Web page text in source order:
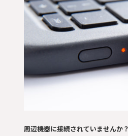
周辺機器に接続されていませんか？